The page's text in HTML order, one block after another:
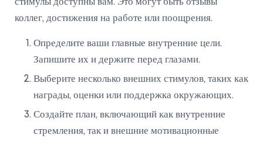
стимулы доступны вам. Это могут быть отзывы
коллег, достижения на работе или поощрения.
Определите ваши главные внутренние цели.
Запишите их и держите перед глазами.
Выберите несколько внешних стимулов, таких как
награды, оценки или поддержка окружающих.
Создайте план, включающий как внутренние
стремления, так и внешние мотивационные